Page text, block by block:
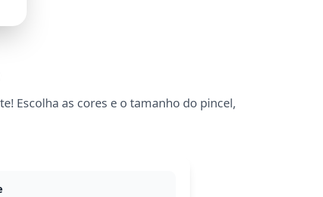
Escolha as cores e o tamanho do pincel,